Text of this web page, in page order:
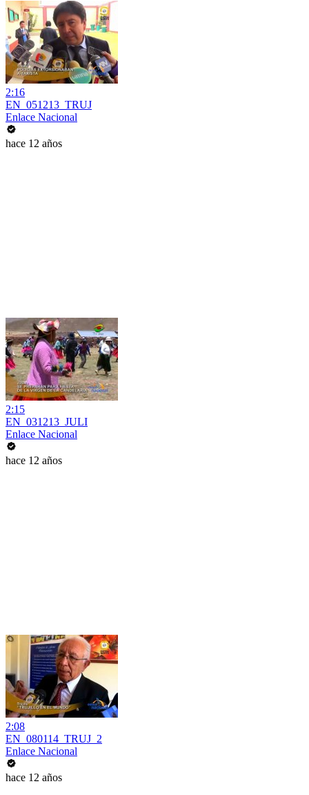
2:16
EN_051213_TRUJ
Enlace Nacional
hace 12 años
2:15
EN_031213_JULI
Enlace Nacional
hace 12 años
2:08
EN_080114_TRUJ_2
Enlace Nacional
hace 12 años